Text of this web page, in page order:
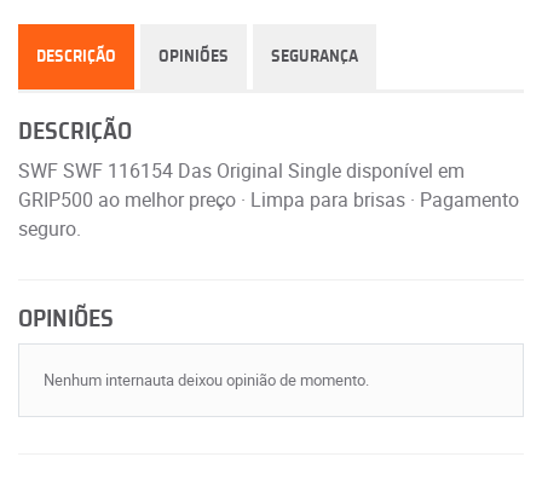
DESCRIÇÃO OPINIÕES SEGURANÇA
DESCRIÇÃO
SWF SWF 116154 Das Original Single disponível em
GRIP500 ao melhor preço · Limpa para brisas · Pagamento
seguro.
OPINIÕES
Nenhum internauta deixou opinião de momento.